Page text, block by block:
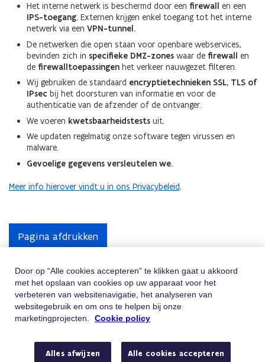
Het interne netwerk is beschermd door een firewall en een
IPS-toegang. Externen krijgen enkel toegang tot het interne
netwerk via een VPN-tunnel.
De netwerken die open staan voor openbare webservices,
bevinden zich in specifieke DMZ-zones waar de firewall en
de firewalltoepassingen het verkeer nauwgezet filteren.
Wij gebruiken de standaard encryptietechnieken SSL, TLS of
IPsec bij het doorsturen van informatie en voor de
authenticatie van de afzender of de ontvanger.
We voeren kwetsbaarheidstests uit.
We updaten regelmatig onze software tegen virussen en
malware.
Gevoelige gegevens versleutelen we.
Meer info hierover vindt u in ons Privacybeleid
Pagina afdrukken
Hulp Nodig
Vindt u niet wat u zoekt? Contacteer ons
Telefoon
Bel 02/547.54.93
Van maandag tot vrijdag tussen 8u en 18u
Door op “Alle cookies accepteren” te klikken gaat u akkoord
met het opslaan van cookies op uw apparaat voor het
verbeteren van websitenavigatie, het analyseren van
websitegebruik en om ons te helpen bij onze
marketingprojecten.
Cookie policy
Alles afwijzen Alle cookies accepteren